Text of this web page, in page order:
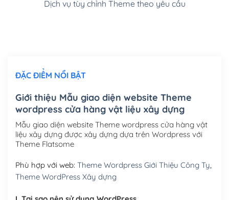
Cài đặt SMTP Mail cho site Wordpress(+100,000₫)
Mua thêm Host + Tên miền
Tên miền quốc tế .com .net .org (1 năm)
Tên miền Việt Nam .vn (1 năm)(+550,000₫)
Hosting 2GB SSD (1 năm)(+450,000₫)
Hosting 5GB SSD (1 năm)
Dịch vụ tùy chỉnh Theme theo yêu cầu
ĐẶC ĐIỂM NỔI BẬT
Giới thiệu Mẫu giao diện website Theme
wordpress cửa hàng vật liệu xây dựng
Mẫu giao diện website Theme wordpress cửa hàng vật
liệu xây dựng được xây dựng dựa trên Wordpress với
Theme Flatsome
Phù hợp với web: Theme Wordpress Giới Thiệu Công Ty,
Theme WordPress Xây dựng